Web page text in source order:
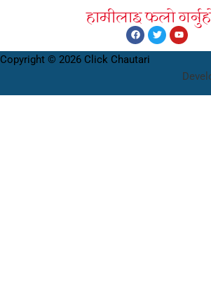
हामीलाइ फलाे
Copyright © 2026 Click Chautari